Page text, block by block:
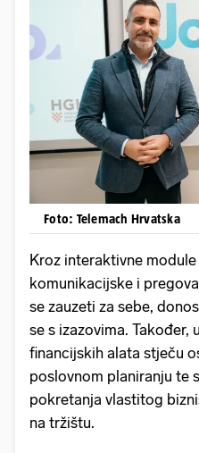
Foto: Telemach Hrvatska
Kroz interaktivne
komunikacijske i
se zauzeti za sebe,
se s izazovima.
financijskih alata stječu
poslovnom planiranju te
pokretanja vlastitog
na tržištu.